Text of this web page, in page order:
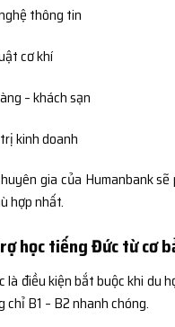
thông tin
cơ khí
– khách sạn
kinh doanh
gia của Humanbank
hợp nhất.
học tiếng Đức từ cơ
là điều kiện bắt buộc khi du
chỉ B1 – B2 nhanh chóng.